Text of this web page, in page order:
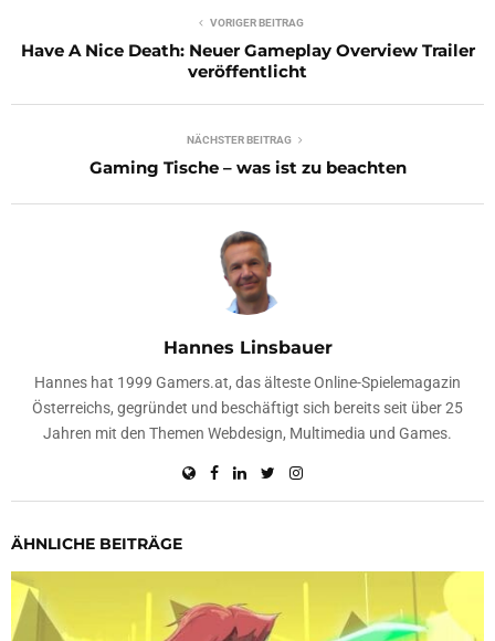
VORIGER BEITRAG
Have A Nice Death: Neuer Gameplay Overview Trailer
veröffentlicht
NÄCHSTER BEITRAG
Gaming Tische – was ist zu beachten
Hannes Linsbauer
Hannes hat 1999 Gamers.at, das älteste Online-Spielemagazin
Österreichs, gegründet und beschäftigt sich bereits seit über 25
Jahren mit den Themen Webdesign, Multimedia und Games.
ÄHNLICHE BEITRÄGE